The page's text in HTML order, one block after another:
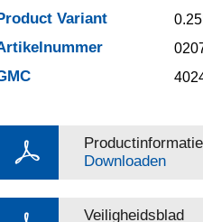
Variant
Downloaden
Veiligheidsblad